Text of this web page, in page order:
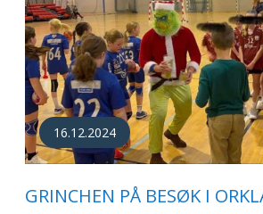
16.12.2024
GRINCHEN PÅ BESØK I